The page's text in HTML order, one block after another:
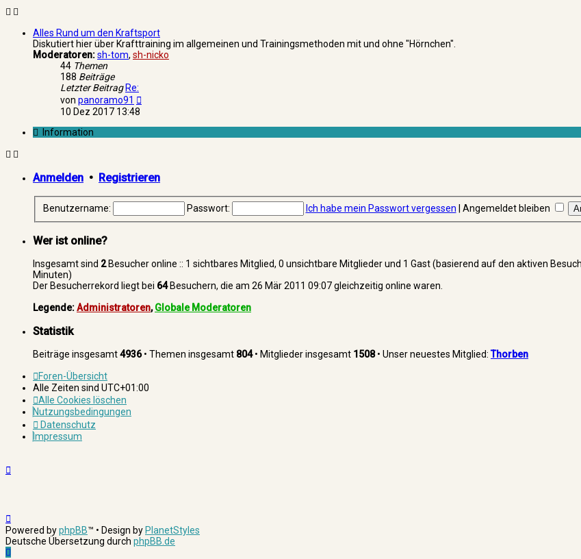
Alles Rund um den Kraftsport
Diskutiert hier über Krafttraining im allgemeinen und Trainingsmethoden mit und ohne "Hörnchen".
Moderatoren:sh-tom, sh-nicko
44 Themen
188 Beiträge
Letzter Beitrag Re:
von panoramo91
10 Dez 2017 13:48
Information
Anmelden • Registrieren
Benutzername: Passwort: Ich habe mein Passwort vergessen Angemeldet bleiben
Wer ist online?
Insgesamt sind 2Besucher online :: 1 sichtbares Mitglied, 0 unsichtbare Mitglieder und 1 Gast (basierend auf den aktiven
Minuten)
Der Besucherrekord liegt bei 64Besuchern, die am 26 Mär 2011 09:07 gleichzeitig online waren.
Legende:Administratoren,Globale Moderatoren
Statistik
Beiträge insgesamt4936• Themen insgesamt 804• Mitglieder insgesamt 1508• Unser neuestes Mitglied:Thorben
Foren-Übersicht
Alle Zeiten sind UTC+01:00
Alle Cookies löschen
Nutzungsbedingungen
Datenschutz
Impressum
Powered byphpBB™ • Design by PlanetStyles
Deutsche Übersetzung durch phpBB.de